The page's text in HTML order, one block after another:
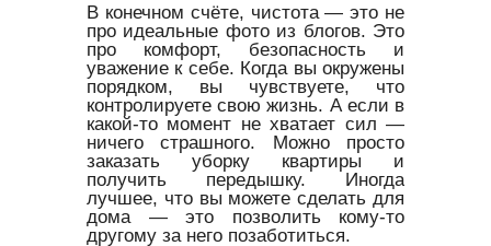
В конечном счёте, чистота — это не
про идеальные фото из блогов. Это
про комфорт, безопасность и
уважение к себе. Когда вы окружены
порядком, вы чувствуете, что
контролируете свою жизнь. А если в
какой-то момент не хватает сил —
ничего страшного. Можно просто
заказать уборку квартиры и
получить передышку. Иногда
лучшее, что вы можете сделать для
дома — это позволить кому-то
другому за него позаботиться.